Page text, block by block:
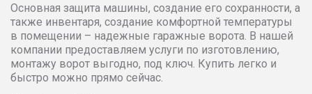
3400 119978 121173
3500 121173 122199
3600 173784
Основная защита машины, создание его сохранности, а
также инвентаря, создание комфортной температуры
в помещении – надежные гаражные ворота. В нашей
компании предоставляем услуги по изготовлению,
монтажу ворот выгодно, под ключ. Купить легко и
быстро можно прямо сейчас.